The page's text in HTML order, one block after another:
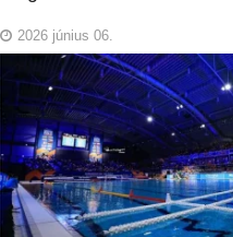
2026 június 06.